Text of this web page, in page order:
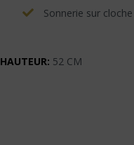
Sonnerie sur
HAUTEUR: 52 CM